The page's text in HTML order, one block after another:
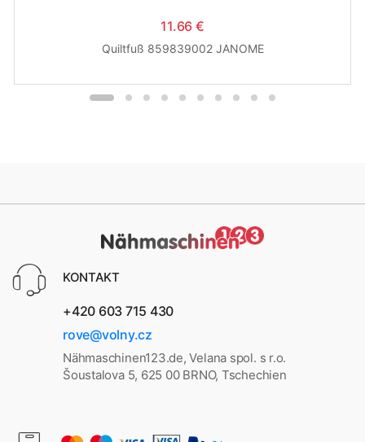
11.66 €
Quiltfuß 859839002 JANOME
KONTAKT
+420 603 715 430
rove@volny.cz
Nähmaschinen123.de, Velana spol. s r.o.
Šoustalova 5, 625 00 BRNO, Tschechien